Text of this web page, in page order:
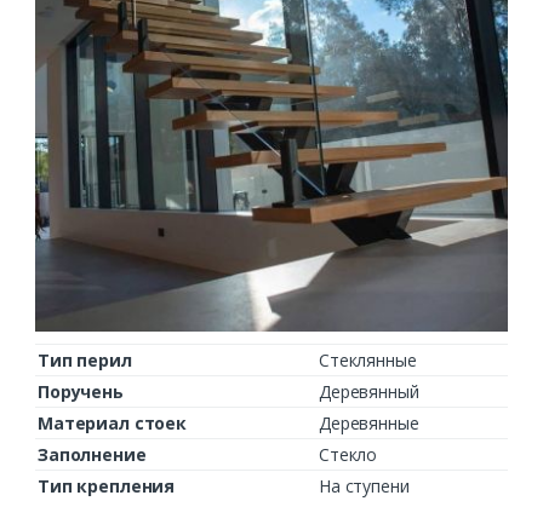
Тип перил
Стеклянные
Поручень
Деревянный
Материал стоек
Деревянные
Заполнение
Стекло
Тип крепления
На ступени